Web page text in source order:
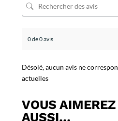
0 de 0 avis
Désolé, aucun avis ne
actuelles
VOUS
AUSSI…